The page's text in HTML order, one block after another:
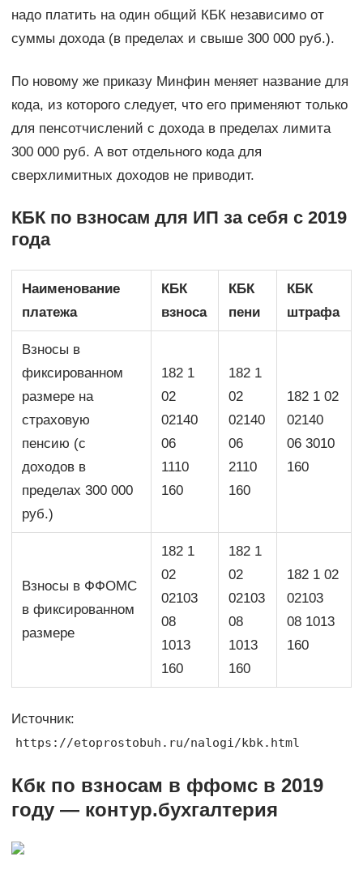
надо платить на один общий КБК независимо от
суммы дохода (в пределах и свыше 300 000 руб.).
По новому же приказу Минфин меняет название для
кода, из которого следует, что его применяют только
для пенсотчислений с дохода в пределах лимита
300 000 руб. А вот отдельного кода для
сверхлимитных доходов не приводит.
КБК по взносам для ИП за себя с 2019
года
Наименование
платежа
КБК
взноса
КБК
пени
КБК
штрафа
Взносы в
фиксированном
размере на
страховую
пенсию (с
доходов в
пределах 300 000
руб.)
182 1
02
02140
06
1110
160
182 1
02
02140
06
2110
160
182 1 02
02140
06 3010
160
Взносы в ФФОМС
в фиксированном
размере
182 1
02
02103
08
1013
160
182 1
02
02103
08
1013
160
182 1 02
02103
08 1013
160
Источник:
https://etoprostobuh.ru/nalogi/kbk.html
Кбк по взносам в ффомс в 2019
году — контур.бухгалтерия